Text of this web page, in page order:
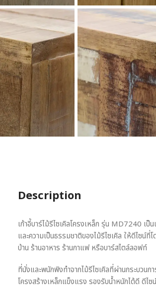
Description
เก้าอี้บาร์ไม้รีไซเคิลโครงเหล็ก รุ่น MD7240 เ
และความเป็นธรรมชาติของไม้รีไซเคิล ให้ดีไซน์
บ้าน ร้านอาหาร ร้านกาแฟ หรือบาร์สไตล์ลอฟท์
ที่นั่งและพนักพิงทำจากไม้รีไซเคิลที่ผ่านกระบวน
โครงสร้างเหล็กแข็งแรง รองรับน้ำหนักได้ดี ดีไ